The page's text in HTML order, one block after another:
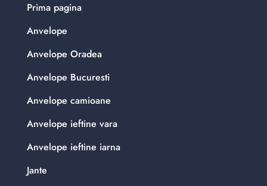
Prima pagina
Anvelope
Anvelope Oradea
Anvelope Bucuresti
Anvelope camioane
Anvelope ieftine vara
Anvelope ieftine iarna
Jante